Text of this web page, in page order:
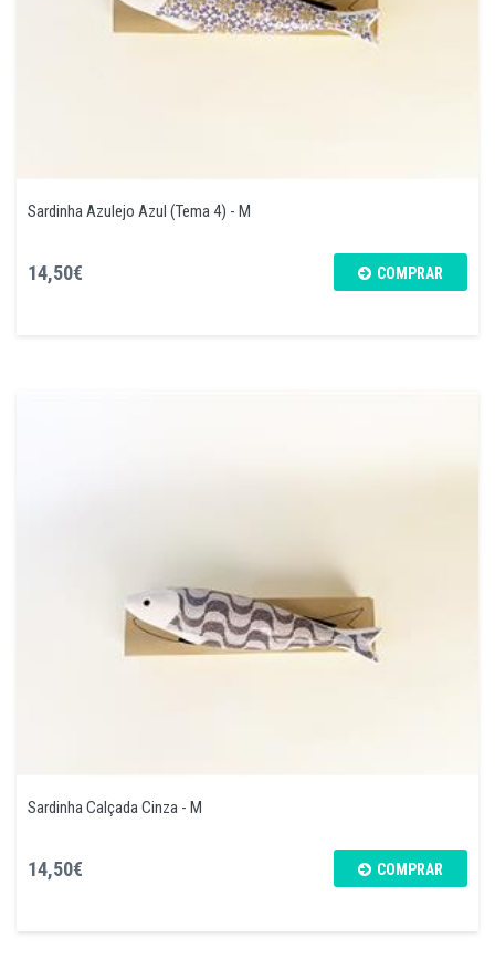
Sardinha Azulejo Azul (Tema 4) - M
14,50€ COMPRAR
Sardinha Calçada Cinza - M
14,50€ COMPRAR